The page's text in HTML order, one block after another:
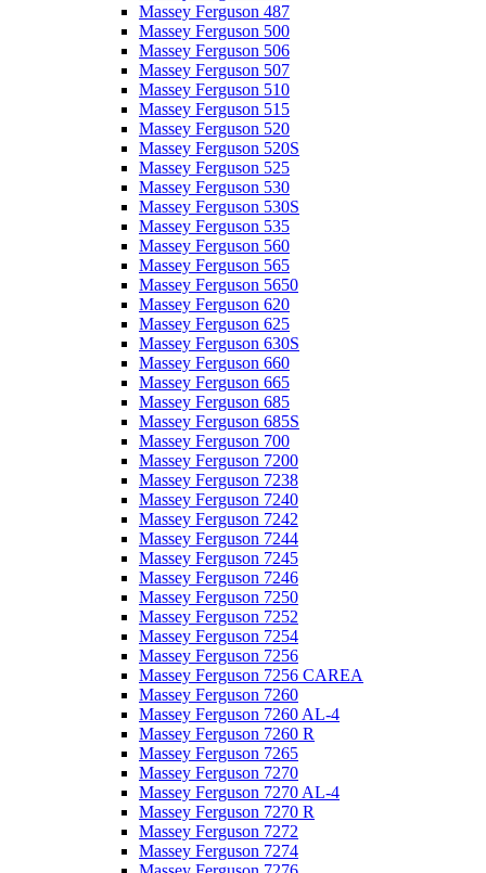
Massey Ferguson 487
Massey Ferguson 500
Massey Ferguson 506
Massey Ferguson 507
Massey Ferguson 510
Massey Ferguson 515
Massey Ferguson 520
Massey Ferguson 520S
Massey Ferguson 525
Massey Ferguson 530
Massey Ferguson 530S
Massey Ferguson 535
Massey Ferguson 560
Massey Ferguson 565
Massey Ferguson 5650
Massey Ferguson 620
Massey Ferguson 625
Massey Ferguson 630S
Massey Ferguson 660
Massey Ferguson 665
Massey Ferguson 685
Massey Ferguson 685S
Massey Ferguson 700
Massey Ferguson 7200
Massey Ferguson 7238
Massey Ferguson 7240
Massey Ferguson 7242
Massey Ferguson 7244
Massey Ferguson 7245
Massey Ferguson 7246
Massey Ferguson 7250
Massey Ferguson 7252
Massey Ferguson 7254
Massey Ferguson 7256
Massey Ferguson 7256 CAREA
Massey Ferguson 7260
Massey Ferguson 7260 AL-4
Massey Ferguson 7260 R
Massey Ferguson 7265
Massey Ferguson 7270
Massey Ferguson 7270 AL-4
Massey Ferguson 7270 R
Massey Ferguson 7272
Massey Ferguson 7274